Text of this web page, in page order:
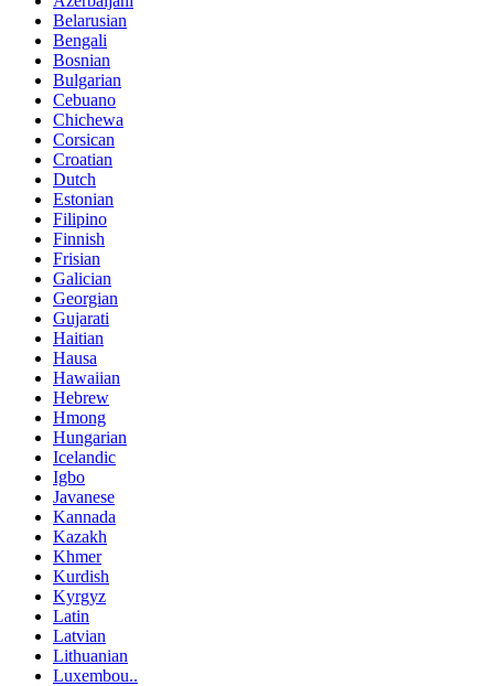
Belarusian
Bengali
Bosnian
Bulgarian
Cebuano
Chichewa
Corsican
Croatian
Dutch
Estonian
Filipino
Finnish
Frisian
Galician
Georgian
Gujarati
Haitian
Hausa
Hawaiian
Hebrew
Hmong
Hungarian
Icelandic
Igbo
Javanese
Kannada
Kazakh
Khmer
Kurdish
Kyrgyz
Latin
Latvian
Lithuanian
Luxembou..